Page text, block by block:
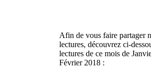
Afin de vous faire partager
lectures, découvrez ci-
lectures de ce mois de
Février 2018 :